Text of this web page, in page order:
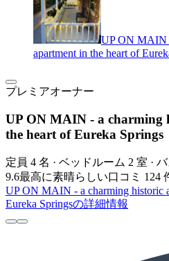
UP ON MAIN
apartment in the heart of
プレミアオーナー
UP ON MAIN - a charming
the heart of Eureka Springs
定員 4 名 · ベッドルーム 2 室 ·
9.6最高に素晴らしい口コミ 124
UP ON MAIN - a charming historic
Eureka Springsの詳細情報